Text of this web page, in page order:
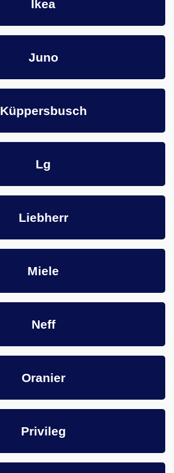
Ikea
Juno
Küppersbusch
Lg
Liebherr
Miele
Neff
Oranier
Privileg